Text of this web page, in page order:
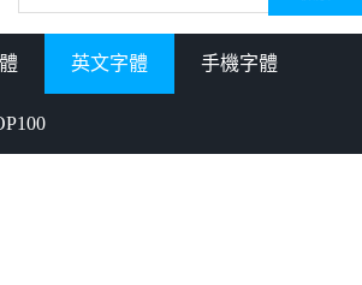
英文字體 手機字體